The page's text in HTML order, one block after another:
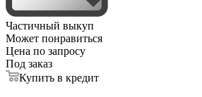
Частичный выкуп
Может понравиться
Цена по запросу
Под заказ
Купить в кредит